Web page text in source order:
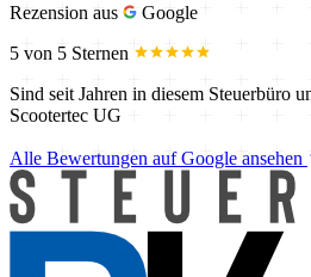
Rezension aus
Google
5 von 5 Sternen
Sind seit Jahren in diesem Steuerbüro
Scootertec UG
Alle Bewertungen auf Google ansehen